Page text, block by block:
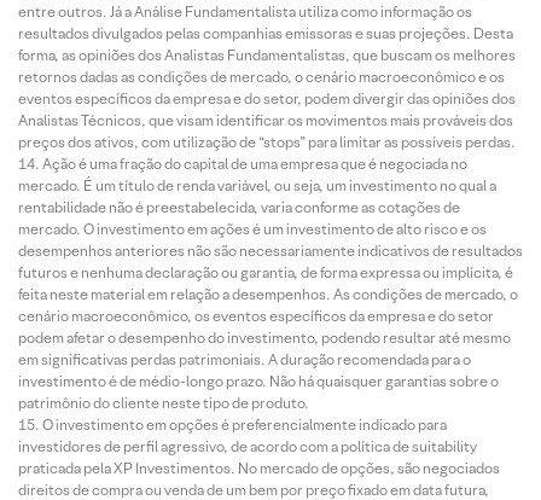
entre outros. Já a Análise Fundamentalista utiliza como informação os
resultados divulgados pelas companhias emissoras e suas projeções. Desta
forma, as opiniões dos Analistas Fundamentalistas, que buscam os melhores
retornos dadas as condições de mercado, o cenário macroeconômico e os
eventos específicos da empresa e do setor, podem divergir das opiniões dos
Analistas Técnicos, que visam identificar os movimentos mais prováveis dos
preços dos ativos, com utilização de “stops” para limitar as possíveis perdas.
Ação é uma fração do capital de uma empresa que é negociada no
mercado. É um título de renda variável, ou seja, um investimento no qual a
rentabilidade não é preestabelecida, varia conforme as cotações de
mercado. O investimento em ações é um investimento de alto risco e os
desempenhos anteriores não são necessariamente indicativos de resultados
futuros e nenhuma declaração ou garantia, de forma expressa ou implícita, é
feita neste material em relação a desempenhos. As condições de mercado, o
cenário macroeconômico, os eventos específicos da empresa e do setor
podem afetar o desempenho do investimento, podendo resultar até mesmo
em significativas perdas patrimoniais. A duração recomendada para o
investimento é de médio-longo prazo. Não há quaisquer garantias sobre o
patrimônio do cliente neste tipo de produto.
O investimento em opções é preferencialmente indicado para
investidores de perfil agressivo, de acordo com a política de suitability
praticada pela XP Investimentos. No mercado de opções, são negociados
direitos de compra ou venda de um bem por preço fixado em data futura,